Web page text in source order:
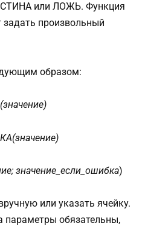
или ЛОЖЬ. Функция
произвольный
образом:
значение_если_ошибка)
или указать ячейку.
параметры обязательны,